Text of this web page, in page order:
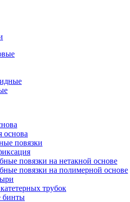
основа
повязки
повязки на нетакной основе
повязки на полимерной основе
трубок
бинты